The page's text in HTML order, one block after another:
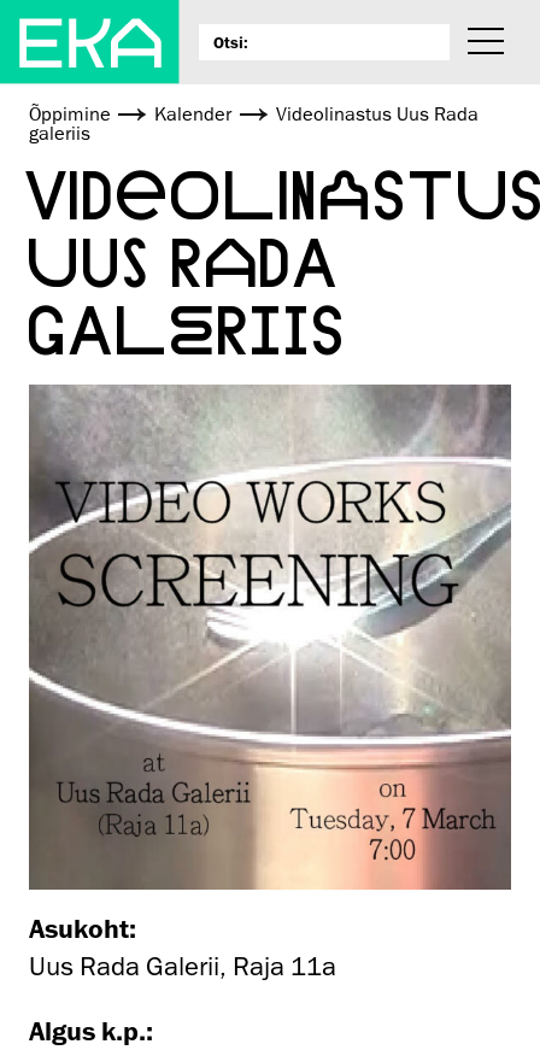
Õppimine Kalender
Videolinastus Uus Rada
galeriis
UUS RADA
GALERIIS
Asukoht:
Uus Rada Galerii, Raja 11a
Algus k.p.: